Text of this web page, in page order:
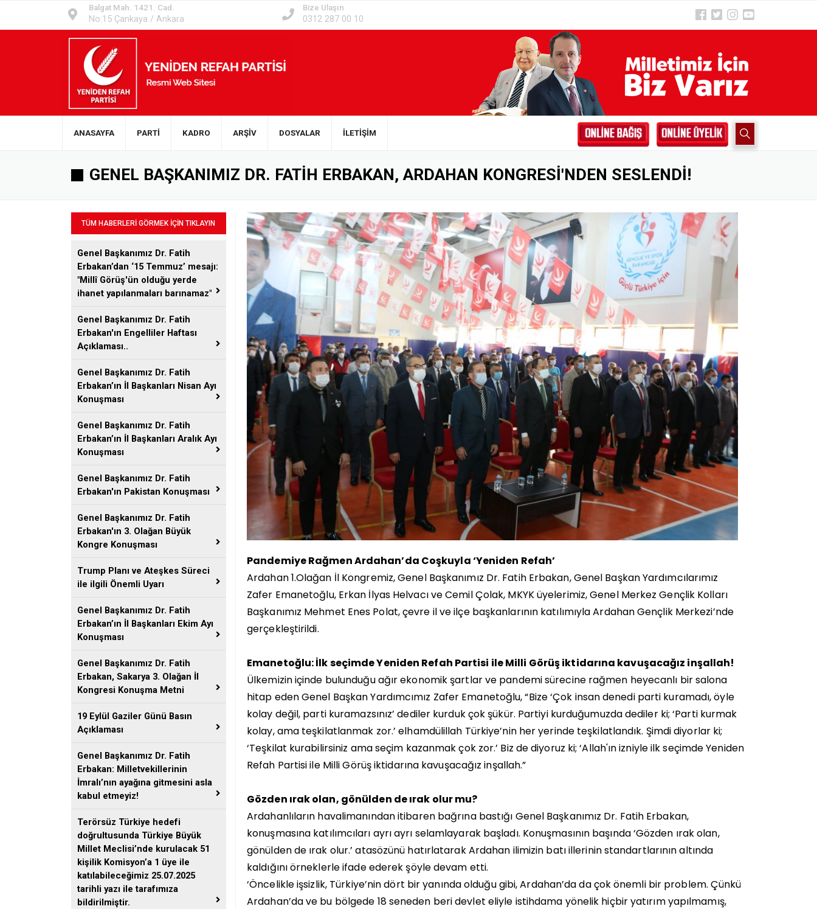
Balgat Mah. 1421. Cad.
No:15 Çankaya / Ankara
Bize Ulaşın
0312 287 00 10
ANASAYFA PARTİ KADRO ARŞİV DOSYALAR İLETİŞİM
GENEL BAŞKANIMIZ DR. FATİH ERBAKAN, ARDAHAN KONGRESİ'NDEN SESLENDİ!
TÜM HABERLERİ GÖRMEK İÇİN TIKLAYIN
Genel Başkanımız Dr. Fatih
Erbakan’dan ‘15 Temmuz’ mesajı:
"Millî Görüş'ün olduğu yerde
ihanet yapılanmaları barınamaz"
Genel Başkanımız Dr. Fatih
Erbakan'ın Engelliler Haftası
Açıklaması..
Genel Başkanımız Dr. Fatih
Erbakan’ın İl Başkanları Nisan Ayı
Konuşması
Genel Başkanımız Dr. Fatih
Erbakan’ın İl Başkanları Aralık Ayı
Konuşması
Genel Başkanımız Dr. Fatih
Erbakan'ın Pakistan Konuşması
Genel Başkanımız Dr. Fatih
Erbakan'ın 3. Olağan Büyük
Kongre Konuşması
Trump Planı ve Ateşkes Süreci
ile ilgili Önemli Uyarı
Genel Başkanımız Dr. Fatih
Erbakan’ın İl Başkanları Ekim Ayı
Konuşması
Genel Başkanımız Dr. Fatih
Erbakan, Sakarya 3. Olağan İl
Kongresi Konuşma Metni
19 Eylül Gaziler Günü Basın
Açıklaması
Genel Başkanımız Dr. Fatih
Erbakan: Milletvekillerinin
İmralı’nın ayağına gitmesini asla
kabul etmeyiz!
Terörsüz Türkiye hedefi
doğrultusunda Türkiye Büyük
Millet Meclisi’nde kurulacak 51
kişilik Komisyon’a 1 üye ile
katılabileceğimiz 25.07.2025
tarihli yazı ile tarafımıza
bildirilmiştir.
Pandemiye Rağmen Ardahan’da Coşkuyla ‘Yeniden Refah’
Ardahan 1.Olağan İl Kongremiz, Genel Başkanımız Dr. Fatih Erbakan, Genel Başkan Yardımcılarımız
Zafer Emanetoğlu, Erkan İlyas Helvacı ve Cemil Çolak, MKYK üyelerimiz, Genel Merkez Gençlik Kolları
Başkanımız Mehmet Enes Polat, çevre il ve ilçe başkanlarının katılımıyla Ardahan Gençlik Merkezi’nde
gerçekleştirildi.
Emanetoğlu: İlk seçimde Yeniden Refah Partisi ile Milli Görüş iktidarına kavuşacağız inşallah!
Ülkemizin içinde bulunduğu ağır ekonomik şartlar ve pandemi sürecine rağmen heyecanlı bir salona
hitap eden Genel Başkan Yardımcımız Zafer Emanetoğlu, “Bize ‘Çok insan denedi parti kuramadı, öyle
kolay değil, parti kuramazsınız’ dediler kurduk çok şükür. Partiyi kurduğumuzda dediler ki; ‘Parti kurmak
kolay, ama teşkilatlanmak zor.’ elhamdülillah Türkiye’nin her yerinde teşkilatlandık. Şimdi diyorlar ki;
‘Teşkilat kurabilirsiniz ama seçim kazanmak çok zor.’ Biz de diyoruz ki; ‘Allah'ın izniyle ilk seçimde Yeniden
Refah Partisi ile Milli Görüş iktidarına kavuşacağız inşallah.”
Gözden ırak olan, gönülden de ırak olur mu?
Ardahanlıların havalimanından itibaren bağrına bastığı Genel Başkanımız Dr. Fatih Erbakan,
konuşmasına katılımcıları ayrı ayrı selamlayarak başladı. Konuşmasının başında ‘Gözden ırak olan,
gönülden de ırak olur.’ atasözünü hatırlatarak Ardahan ilimizin batı illerinin standartlarının altında
kaldığını örneklerle ifade ederek şöyle devam etti.
‘Öncelikle işsizlik, Türkiye’nin dört bir yanında olduğu gibi, Ardahan’da da çok önemli bir problem. Çünkü
Ardahan’da ve bu bölgede 18 seneden beri devlet eliyle istihdama yönelik hiçbir yatırım yapılmamış,